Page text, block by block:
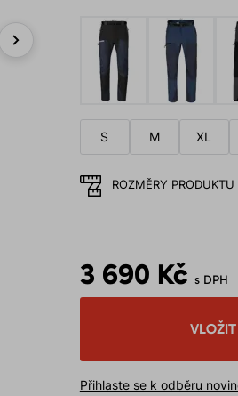
S M XL
ROZMĚRY PRODUKTU
3 690 Kč s DPH
Přihlaste se k odběru